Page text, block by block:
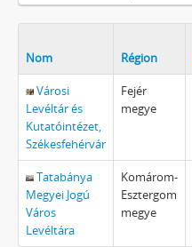
Nom Région
Városi
Levéltár és
Kutatóintézet,
Székesfehérvár
Fejér
megye
Tatabánya
Megyei Jogú
Város
Levéltára
Komárom-
Esztergom
megye